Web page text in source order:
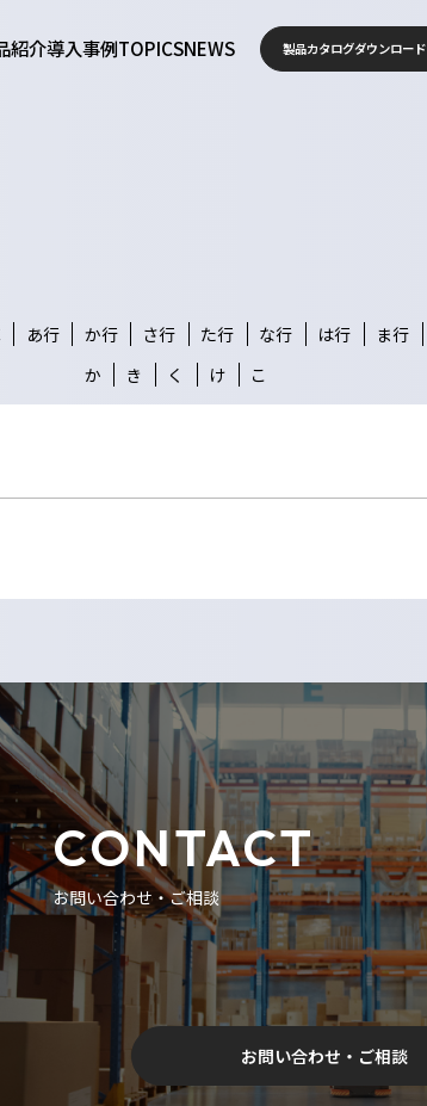
紹介導入事例TOPICSNEWS 製品カタログダウンロード
あ行
か行
か
き く け こ
さ行 た行 な行 は行 ま行
CONTACT
お問い合わせ・ご相談
お問い合わせ・ご相談